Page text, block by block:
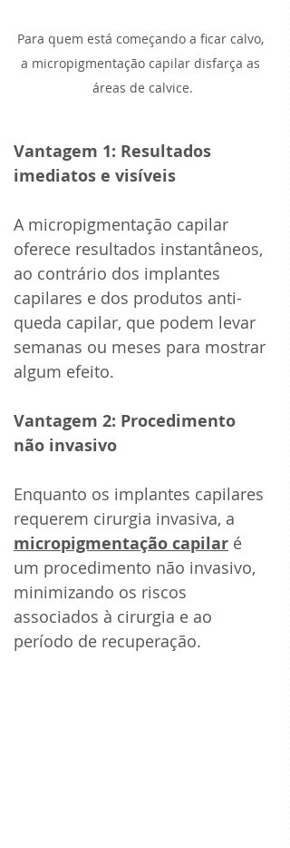
Para quem está começando a ficar calvo,
a micropigmentação capilar disfarça as
áreas de calvice.
Vantagem 1: Resultados
imediatos e visíveis
A micropigmentação capilar
oferece resultados instantâneos,
ao contrário dos implantes
capilares e dos produtos anti-
queda capilar, que podem levar
semanas ou meses para mostrar
algum efeito.
Vantagem 2: Procedimento
não invasivo
Enquanto os implantes capilares
requerem cirurgia invasiva, a
micropigmentação capilar é
um procedimento não invasivo,
minimizando os riscos
associados à cirurgia e ao
período de recuperação.